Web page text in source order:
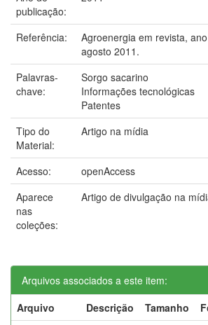
publicação:
Referência:
Agroenergia em revista,
agosto 2011.
Palavras-
chave:
Sorgo sacarino
Informações tecnológicas
Patentes
Tipo do
Material:
Artigo na mídia
Acesso:
openAccess
Aparece
nas
coleções:
Artigo de divulgação na
Arquivos associados a este item:
Arquivo
Descrição Tamanho